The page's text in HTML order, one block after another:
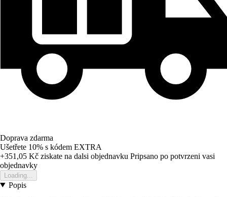
Doprava zdarma
Ušetřete 10% s kódem EXTRA
+351,05 Kč ziskate na dalsi objednavku Pripsano po potvrzeni vasi
objednavky
Loading...
Popis